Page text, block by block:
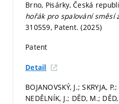
Brno, Pisárky, Česká
hořák pro spalování směsí
310559, Patent. (2025)
Patent
Detail
BOJANOVSKÝ, J.; SKRYJA,
NEDĚLNÍK, J.; DĚD, M.;